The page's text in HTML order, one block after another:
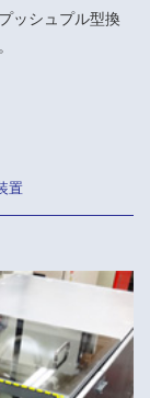
ッシュプル型換
置